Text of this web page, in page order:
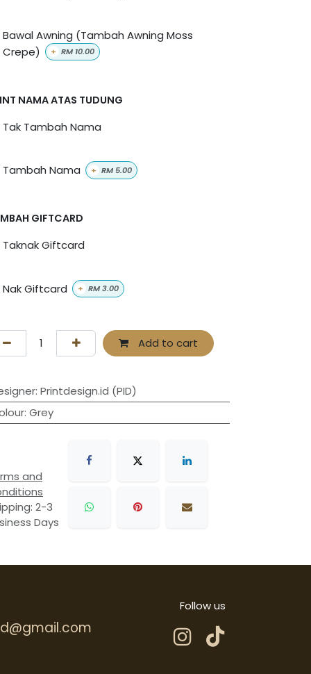
Bawal Awning (Tambah Awning Moss
Crepe)
+ RM 10.00
NAMA ATAS TUDUNG
Tak Tambah Nama
Tambah Nama + RM5.00
GIFTCARD
Taknak Giftcard
Nak Giftcard + RM3.00
Add to cart
: Printdesign.id (PID)
: Grey
and
2-3
Days
Follow us